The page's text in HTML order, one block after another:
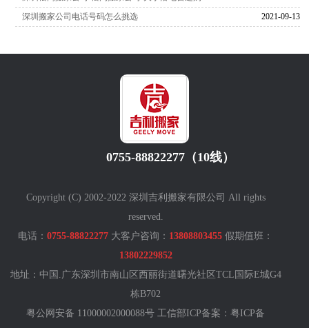
2021-09-13
深圳搬家公司电话号码怎么挑选
0755-88822277（10线）
Copyright (C) 2002-2022 深圳吉利搬家有限公司 All rights
reserved.
电话：0755-88822277 大客户咨询： 13808803455 假期值班：
13802229852
地址：中国.广东深圳市南山区西丽街道曙光社区TCL国际E城G4
栋B702
粤公网安备 11000002000088号 工信部ICP备案：粤ICP备